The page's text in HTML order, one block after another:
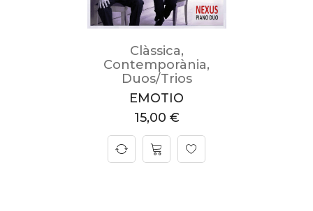
Clàssica,
Contemporània,
Duos/Trios
EMOTIO
15,00 €